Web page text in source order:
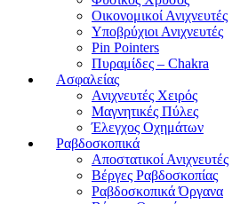
Οικονομικοί Ανιχνευτές
Υποβρύχιοι Ανιχνευτές
Pin Pointers
Πυραμίδες – Chakra
Ασφαλείας
Ανιχνευτές Χειρός
Μαγνητικές Πύλες
Έλεγχος Οχημάτων
Ραβδοσκοπικά
Αποστατικοί Ανιχνευτές
Βέργες Ραβδοσκοπίας
Ραβδοσκοπικά Όργανα